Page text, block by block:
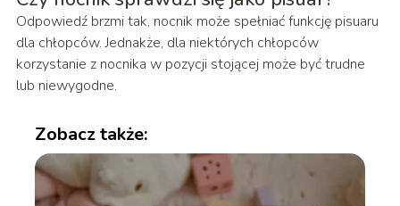
Odpowiedź brzmi tak, nocnik może spełniać funkcję pisuaru
dla chłopców. Jednakże, dla niektórych chłopców
korzystanie z nocnika w pozycji stojącej może być trudne
lub niewygodne.
Zobacz także: